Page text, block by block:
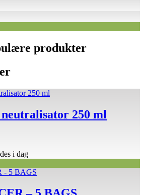
produkter
250 ml
i dag